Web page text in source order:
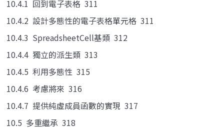
10.4.1 回到電子表格 311
10.4.2 設計多態性的電子表格單元格 311
10.4.3 SpreadsheetCell基類 312
10.4.4 獨立的派生類 313
10.4.5 利用多態性 315
10.4.6 考慮將來 316
10.4.7 提供純虛成員函數的實現 317
10.5 多重繼承 318